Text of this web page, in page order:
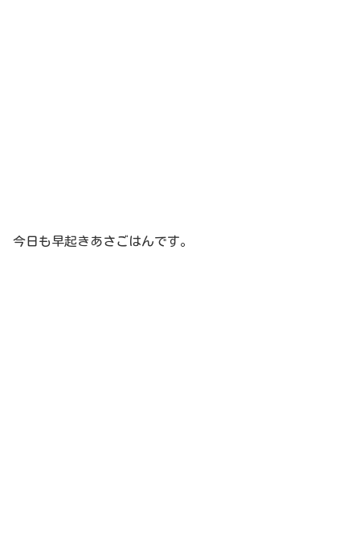
今日も早起きあさごはんです。